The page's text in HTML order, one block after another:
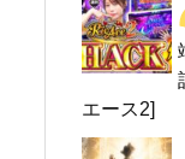
エース2]